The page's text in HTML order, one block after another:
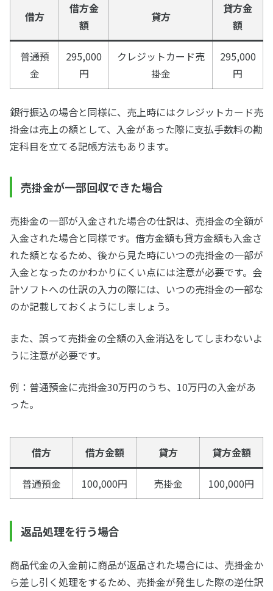
借方
借方金
額
貸方
貸方金
額
普通預
金
295,000
円
クレジットカード売
掛金
295,000
円
銀行振込の場合と同様に、売上時にはクレジットカード売
掛金は売上の額として、入金があった際に支払手数料の勘
定科目を立てる記帳方法もあります。
売掛金が一部回収できた場合
売掛金の一部が入金された場合の仕訳は、売掛金の全額が
入金された場合と同様です。借方金額も貸方金額も入金さ
れた額となるため、後から見た時にいつの売掛金の一部が
入金となったのかわかりにくい点には注意が必要です。会
計ソフトへの仕訳の入力の際には、いつの売掛金の一部な
のか記載しておくようにしましょう。
また、誤って売掛金の全額の入金消込をしてしまわないよ
うに注意が必要です。
例：普通預金に売掛金30万円のうち、10万円の入金があ
った。
借方 借方金額 貸方 貸方金額
普通預金 100,000円 売掛金 100,000円
返品処理を行う場合
商品代金の入金前に商品が返品された場合には、売掛金か
ら差し引く処理をするため、売掛金が発生した際の逆仕訳